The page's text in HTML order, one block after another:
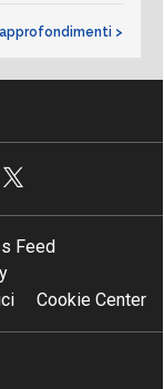
>
Feed
Cookie Center